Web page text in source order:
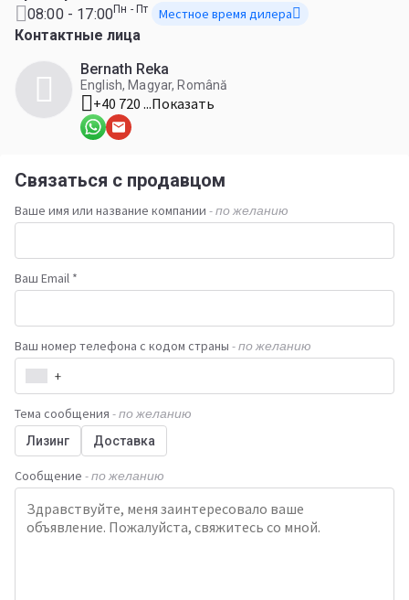
08:00 - 17:00Пн - Пт Местное время дилера
Контактные лица
Bernath Reka
English, Magyar, Română
+40 720 ...Показать
Связаться с продавцом
Ваше имя или название компании - по желанию
Ваш Email *
Ваш номер телефона с кодом страны - по желанию
+
Тема сообщения - по желанию
Лизинг Доставка
Сообщение - по желанию